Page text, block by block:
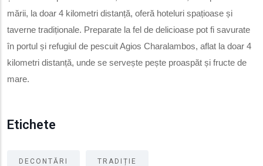
mării, la doar 4 kilometri distanță, oferă hoteluri spațioase și
taverne tradiționale. Preparate la fel de delicioase pot fi savurate
în portul și refugiul de pescuit Agios Charalambos, aflat la doar 4
kilometri distanță, unde se servește pește proaspăt și fructe de
mare.
Etichete
DECONTĂRI TRADIȚIE